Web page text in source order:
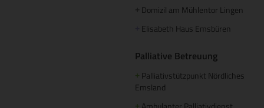
Domizil am Mühlentor Lingen
Elisabeth Haus Emsbüren
Palliative Betreuung
+ Palliativstützpunkt Nördliches
Emsland
+